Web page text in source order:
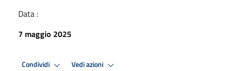
Data :
7 maggio 2025
Condividi Vedi azioni